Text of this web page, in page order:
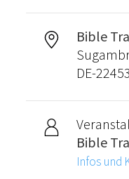
Bible
DE-
Bible
Infos und